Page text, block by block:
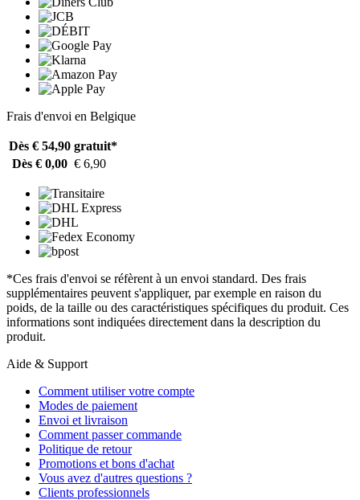
Frais d'envoi en Belgique
Dès € 54,90 gratuit*
Dès € 0,00 € 6,90
*Ces frais d'envoi se réfèrent à un envoi standard. Des frais
supplémentaires peuvent s'appliquer, par exemple en raison du
poids, de la taille ou des caractéristiques spécifiques du produit. Ces
informations sont indiquées directement dans la description du
produit.
Aide & Support
Comment utiliser votre compte
Modes de paiement
Envoi et livraison
Comment passer commande
Politique de retour
Promotions et bons d'achat
Vous avez d'autres questions ?
Clients professionnels